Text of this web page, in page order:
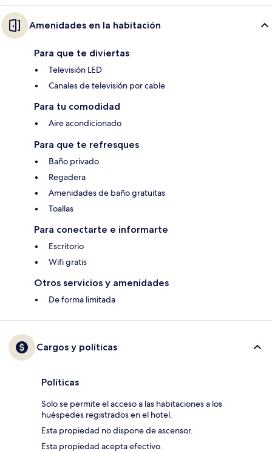
Amenidades en la habitación
Para que te diviertas
Televisión LED
Canales de televisión por cable
Para tu comodidad
Aire acondicionado
Para que te refresques
Baño privado
Regadera
Amenidades de baño gratuitas
Toallas
Para conectarte e informarte
Escritorio
Wifi gratis
Otros servicios y amenidades
De forma limitada
Cargos y políticas
Políticas
Solo se permite el acceso a las habitaciones a los
huéspedes registrados en el hotel.
Esta propiedad no dispone de ascensor.
Esta propiedad acepta efectivo.